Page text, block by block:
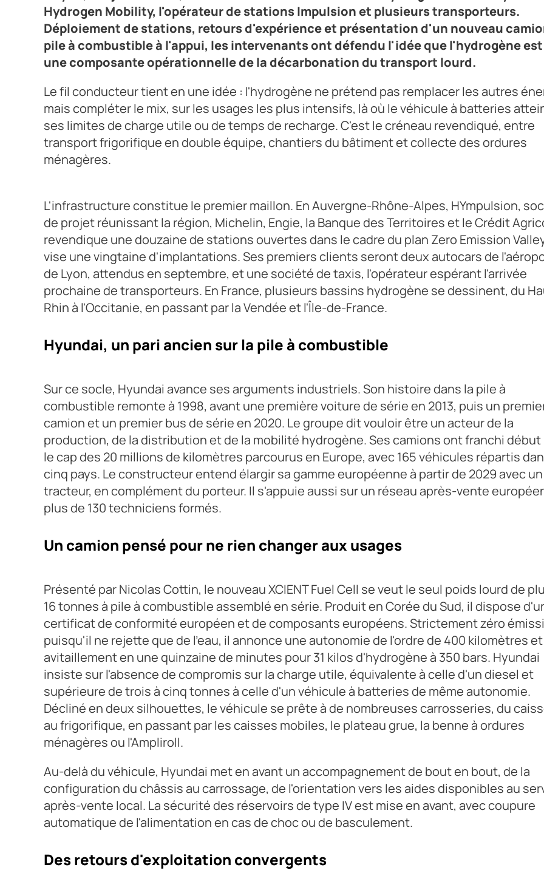
Hydrogen Mobility, l'opérateur de stations Impulsion et plusieurs transporteurs.
Déploiement de stations, retours d'expérience et présentation d'un nouveau
pile à combustible à l'appui, les intervenants ont défendu l'idée que l'hydrogène
une composante opérationnelle de la décarbonation du transport lourd.
Le fil conducteur tient en une idée : l'hydrogène ne prétend pas remplacer les autres
mais compléter le mix, sur les usages les plus intensifs, là où le véhicule à batteries
ses limites de charge utile ou de temps de recharge. C'est le créneau revendiqué, entre
transport frigorifique en double équipe, chantiers du bâtiment et collecte des ordures
ménagères.
L'infrastructure constitue le premier maillon. En Auvergne-Rhône-Alpes, HYmpulsion,
de projet réunissant la région, Michelin, Engie, la Banque des Territoires et le Crédit
revendique une douzaine de stations ouvertes dans le cadre du plan Zero Emission
vise une vingtaine d'implantations. Ses premiers clients seront deux autocars de
de Lyon, attendus en septembre, et une société de taxis, l'opérateur espérant l'arrivée
prochaine de transporteurs. En France, plusieurs bassins hydrogène se dessinent, du
Rhin à l'Occitanie, en passant par la Vendée et l'Île-de-France.
Hyundai, un pari ancien sur la pile à combustible
Sur ce socle, Hyundai avance ses arguments industriels. Son histoire dans la pile à
combustible remonte à 1998, avant une première voiture de série en 2013, puis un
camion et un premier bus de série en 2020. Le groupe dit vouloir être un acteur de la
production, de la distribution et de la mobilité hydrogène. Ses camions ont franchi début
le cap des 20 millions de kilomètres parcourus en Europe, avec 165 véhicules répartis
cinq pays. Le constructeur entend élargir sa gamme européenne à partir de 2029 avec un
tracteur, en complément du porteur. Il s'appuie aussi sur un réseau après-vente
plus de 130 techniciens formés.
Un camion pensé pour ne rien changer aux usages
Présenté par Nicolas Cottin, le nouveau XCIENT Fuel Cell se veut le seul poids lourd de
16 tonnes à pile à combustible assemblé en série. Produit en Corée du Sud, il dispose
certificat de conformité européen et de composants européens. Strictement zéro
puisqu'il ne rejette que de l'eau, il annonce une autonomie de l'ordre de 400 kilomètres
avitaillement en une quinzaine de minutes pour 31 kilos d'hydrogène à 350 bars. Hyundai
insiste sur l'absence de compromis sur la charge utile, équivalente à celle d'un diesel et
supérieure de trois à cinq tonnes à celle d'un véhicule à batteries de même autonomie.
Décliné en deux silhouettes, le véhicule se prête à de nombreuses carrosseries, du
au frigorifique, en passant par les caisses mobiles, le plateau grue, la benne à ordures
ménagères ou l'Ampliroll.
Au-delà du véhicule, Hyundai met en avant un accompagnement de bout en bout, de la
configuration du châssis au carrossage, de l'orientation vers les aides disponibles au
après-vente local. La sécurité des réservoirs de type IV est mise en avant, avec coupure
automatique de l'alimentation en cas de choc ou de basculement.
Des retours d'exploitation convergents